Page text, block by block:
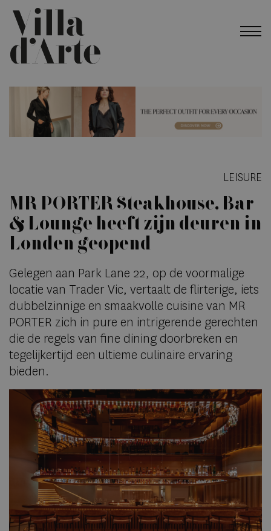
LEISURE
MR PORTER Steakhouse, Bar
& Lounge heeft zijn deuren in
Londen geopend
Gelegen aan Park Lane 22, op de voormalige
locatie van Trader Vic, vertaalt de flirterige, iets
dubbelzinnige en smaakvolle cuisine van MR
PORTER zich in pure en intrigerende gerechten
die de regels van fine dining doorbreken en
tegelijkertijd een ultieme culinaire ervaring
bieden.